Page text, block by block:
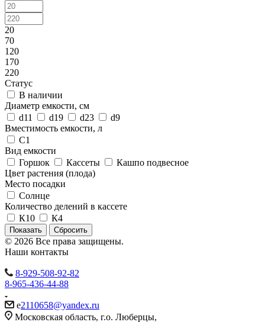
20
70
120
170
220
Статус
В наличии
Диаметр емкости, см
d11
d19 d23
d9
Вместимость емкости, л
С1
Вид емкости
Горшок
Кассеты
Кашпо подвесное
Цвет растения (плода)
Место посадки
Солнце
Количество делений в кассете
К10
К4
Сбросить
© 2026 Все права защищены.
Наши контакты
8-929-508-92-82
8-965-436-44-88
e2110658@yandex.ru
Московская область, г.о. Люберцы,